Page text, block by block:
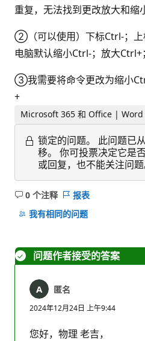
重复，无法找到更改放大和缩
②（可以使用）下标Ctrl-；上
电脑默认缩小Ctrl-；放大Ctrl+；
③我需要将命令更改为缩小
+
Microsoft 365 和 Office |
锁定的问题。
此问题已
移。 你可投票决定它是
或回复，也不能关注问题
0 个注释
无
注
报表
我有相同的问题
问题作者接受的答案
匿名
2024年12月24日 上午9:44
您好，物理 老吉，